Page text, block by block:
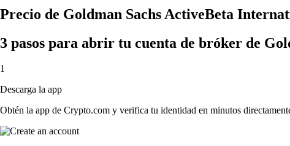
Precio de Goldman Sachs ActiveBeta
3 pasos para abrir tu cuenta de bróker de
1
Descarga la app
Obtén la app de Crypto.com y verifica tu identidad en minutos